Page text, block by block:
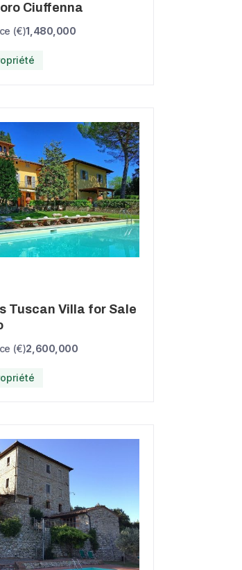
Ciuffenna
(€)1,480,000
Tuscan Villa for Sale
(€)2,600,000